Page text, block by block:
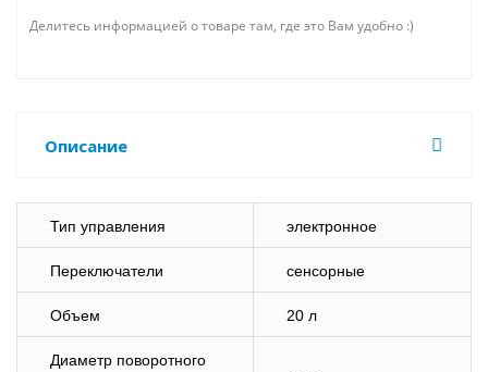
Делитесь информацией о товаре там, где это Вам удобно :)
Описание
Тип управления электронное
Переключатели сенсорные
Объем 20 л
Диаметр поворотного